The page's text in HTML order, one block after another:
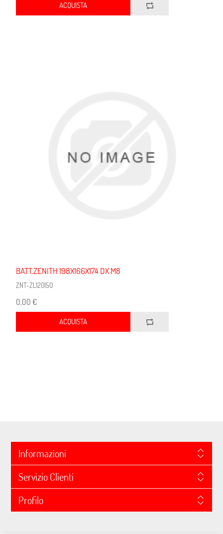
ACQUISTA
BATT.ZENITH 198X166X174 DX M8
ZNT-ZL120150
0,00 €
ACQUISTA
Informazioni
Servizio Clienti
Profilo